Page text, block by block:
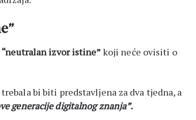
“neutralan izvor istine”koji neće ovisiti o
trebala bi biti predstavljena za dva tjedna, a
generacije digitalnog znanja”.